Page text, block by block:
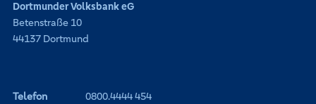
Dortmunder Volksbank eG
Betenstraße 10
44137 Dortmund
Telefon
0800.4444 454